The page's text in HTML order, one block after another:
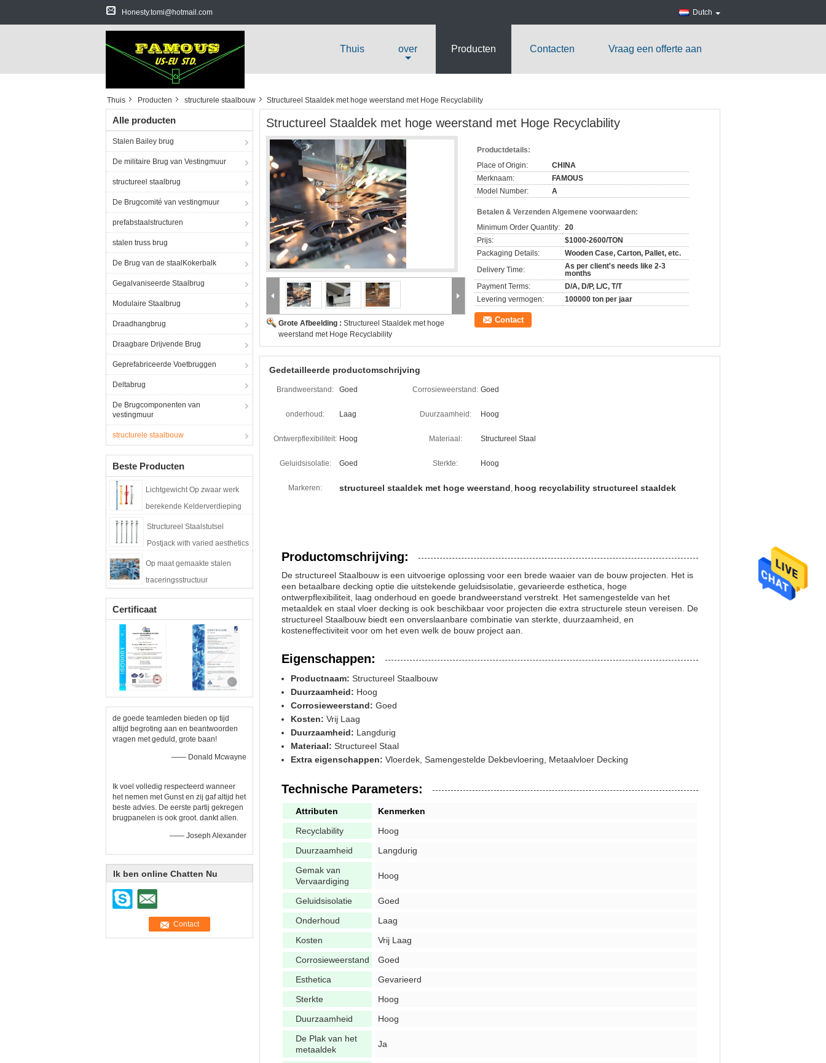
Honesty.tomi@hotmail.com Dutch
Thuis over Producten Contacten Vraag een offerte aan
Thuis Producten structurele staalbouw Structureel Staaldek met hoge weerstand met Hoge Recyclability
Alle producten
Stalen Bailey brug
De militaire Brug van Vestingmuur
structureel staalbrug
De Brugcomité van vestingmuur
prefabstaalstructuren
stalen truss brug
De Brug van de staalKokerbalk
Gegalvaniseerde Staalbrug
Modulaire Staalbrug
Draadhangbrug
Draagbare Drijvende Brug
Geprefabriceerde Voetbruggen
Deltabrug
De Brugcomponenten van
vestingmuur
structurele staalbouw
Beste Producten
Lichtgewicht Op zwaar werk
berekende Kelderverdieping
Jack Posts High Recyclability
Structureel Staalstutsel
Postjack with varied aesthetics
Op maat gemaakte stalen
traceringsstructuur
Amerikaanse standaard
Certificaat
de goede teamleden bieden op tijd
altijd begroting aan en beantwoorden
vragen met geduld, grote baan!
—— Donald Mcwayne
Ik voel volledig respecteerd wanneer
het nemen met Gunst en zij gaf altijd het
beste advies. De eerste partij gekregen
brugpanelen is ook groot. dankt allen.
—— Joseph Alexander
Ik ben online Chatten Nu
Structureel Staaldek met hoge weerstand met Hoge Recyclability
Grote Afbeelding : Structureel Staaldek met hoge
weerstand met Hoge Recyclability
Productdetails:
Place of Origin:
CHINA
Merknaam:
FAMOUS
Model Number:
A
Betalen & Verzenden Algemene voorwaarden:
Minimum Order Quantity: 20
Prijs:
$1000-2600/TON
Packaging Details:
Wooden Case, Carton, Pallet, etc.
Delivery Time:
As per client's needs like 2-3
months
Payment Terms:
D/A, D/P, L/C, T/T
Levering vermogen:
100000 ton per jaar
Contact
Gedetailleerde productomschrijving
Brandweerstand: Goed Corrosieweerstand: Goed
onderhoud: Laag Duurzaamheid: Hoog
Ontwerpflexibiliteit: Hoog Materiaal: Structureel Staal
Geluidsisolatie: Goed Sterkte: Hoog
Markeren: structureel staaldek met hoge weerstand, hoog recyclability structureel staaldek
Productomschrijving:
De structureel Staalbouw is een uitvoerige oplossing voor een brede waaier van de bouw projecten. Het is
een betaalbare decking optie die uitstekende geluidsisolatie, gevarieerde esthetica, hoge
ontwerpflexibiliteit, laag onderhoud en goede brandweerstand verstrekt. Het samengestelde van het
metaaldek en staal vloer decking is ook beschikbaar voor projecten die extra structurele steun vereisen. De
structureel Staalbouw biedt een onverslaanbare combinatie van sterkte, duurzaamheid, en
kosteneffectiviteit voor om het even welk de bouw project aan.
Eigenschappen:
Productnaam: Structureel Staalbouw
Duurzaamheid: Hoog
Corrosieweerstand: Goed
Kosten: Vrij Laag
Duurzaamheid: Langdurig
Materiaal: Structureel Staal
Extra eigenschappen: Vloerdek, Samengestelde Dekbevloering, Metaalvloer Decking
Technische Parameters:
Attributen
Kenmerken
Recyclability
Hoog
Duurzaamheid
Langdurig
Gemak van
Vervaardiging
Hoog
Geluidsisolatie
Goed
Onderhoud
Laag
Kosten
Vrij Laag
Corrosieweerstand
Goed
Esthetica
Gevarieerd
Sterkte
Hoog
Duurzaamheid
Hoog
De Plak van het
metaaldek
Ja